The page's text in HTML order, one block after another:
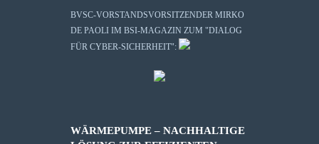
BVSC-VORSTANDSVORSITZENDER MIRKO
DE PAOLI IM BSI-MAGAZIN ZUM "DIALOG
FÜR CYBER-SICHERHEIT":
WÄRMEPUMPE – NACHHALTIGE